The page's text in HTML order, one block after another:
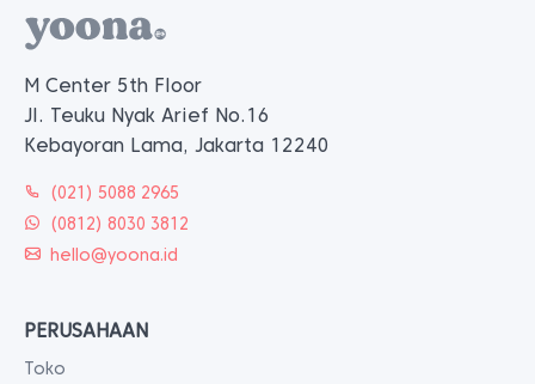
M Center 5th Floor
Jl. Teuku Nyak Arief No.16
Kebayoran Lama, Jakarta 12240
(021) 5088 2965
(0812) 8030 3812
hello@yoona.id
PERUSAHAAN
Toko